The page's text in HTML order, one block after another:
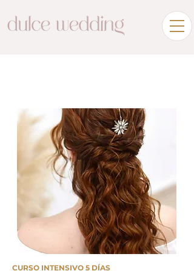
CURSO INTENSIVO 5 DÍAS